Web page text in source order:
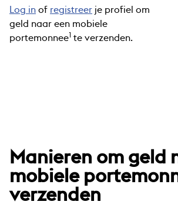
Log in of registreer je profiel om
geld naar een mobiele
portemonnee1 te verzenden.
Manieren om geld
mobiele
verzenden